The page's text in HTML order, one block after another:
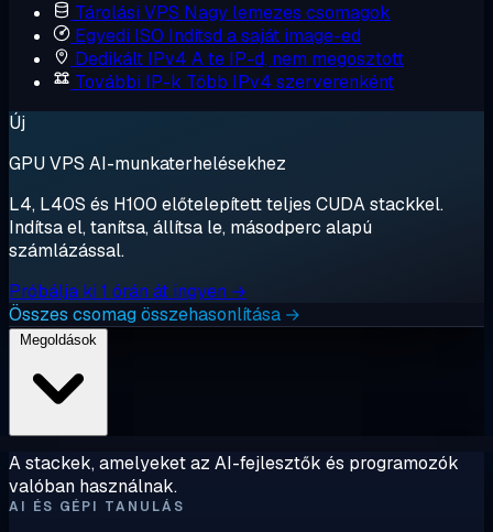
Tárolási VPS Nagy lemezes csomagok
Egyedi ISO Indítsd a saját image-ed
Dedikált IPv4 A te IP-d, nem megosztott
További IP-k Több IPv4 szerverenként
Új
GPU VPS AI-munkaterhelésekhez
L4, L40S és H100 előtelepített teljes CUDA stackkel.
Indítsa el, tanítsa, állítsa le, másodperc alapú
számlázással.
Próbálja ki 1 órán át ingyen →
Összes csomag összehasonlítása →
A stackek, amelyeket az AI-fejlesztők és programozók
valóban használnak.
AI ÉS GÉPI TANULÁS